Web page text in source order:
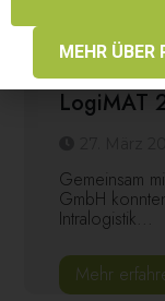
LogiMAT
Gemeinsam
GmbH
Intralogistik...
Mehr
MEHR ÜBER